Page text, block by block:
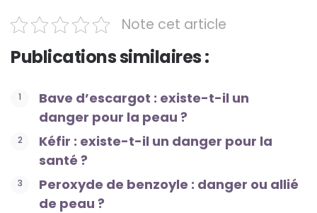
Note cet article
Publications similaires :
Bave d’escargot : existe-t-il un
danger pour la peau ?
Kéfir : existe-t-il un danger pour la
santé ?
Peroxyde de benzoyle : danger ou allié
de peau ?